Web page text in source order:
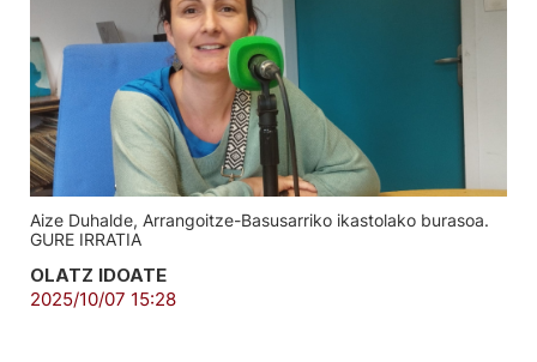
Aize Duhalde, Arrangoitze-Basusarriko ikastolako burasoa.
GURE IRRATIA
OLATZ IDOATE
2025/10/07 15:28